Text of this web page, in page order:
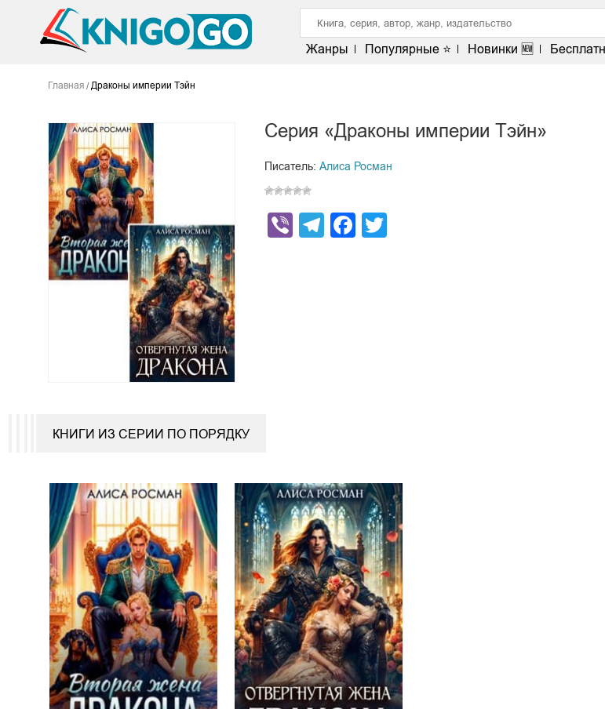
Жанры Популярные ⭐ Новинки 🆕
Главная Драконы империи Тэйн
Серия «Драконы империи Тэйн»
Писатель: Алиса Росман
ViberTelegram
Facebook
КНИГИ ИЗ СЕРИИ ПО ПОРЯДКУ